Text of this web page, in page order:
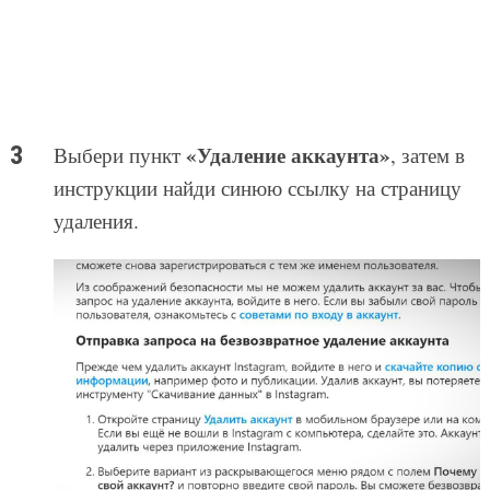
Выбери пункт «Удаление аккаунта», затем в
инструкции найди синюю ссылку на страницу
удаления.